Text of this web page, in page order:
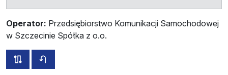
Operator: Przedsiębiorstwo Komunikacji Samochodowej
w Szczecinie Spółka z o.o.
wszystkie trasy tej linii